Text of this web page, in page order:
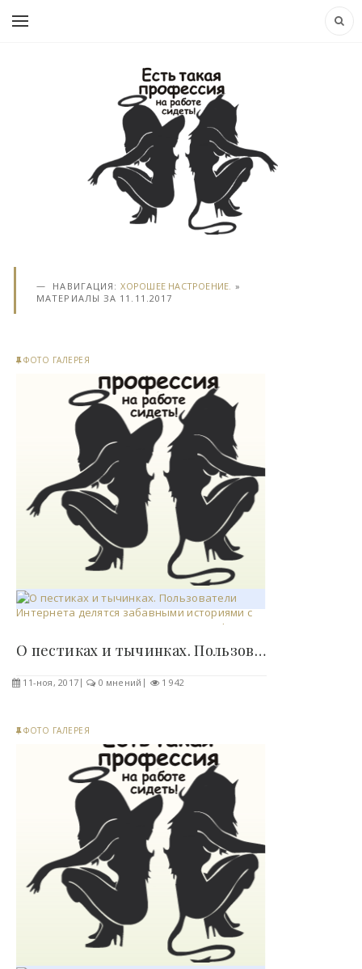
НАВИГАЦИЯ:ХОРОШЕЕ НАСТРОЕНИЕ. »
МАТЕРИАЛЫ ЗА 11.11.2017
ФОТО ГАЛЕРЕЯ
О пестиках и тычинках. Пользователи Интернета..
11-ноя, 2017 0 мнений 1 942
ФОТО ГАЛЕРЕЯ